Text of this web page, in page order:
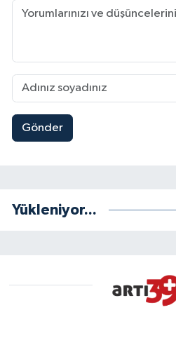
Gönder
Yükleniyor...